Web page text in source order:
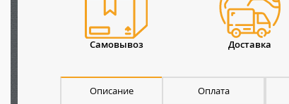
Самовывоз Доставка
Описание Оплата